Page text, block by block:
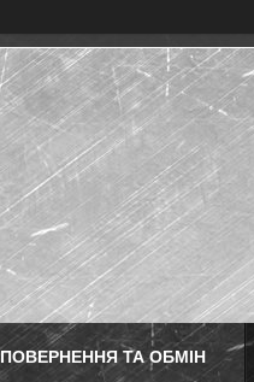
ПОВЕРНЕННЯ ТА ОБМІН